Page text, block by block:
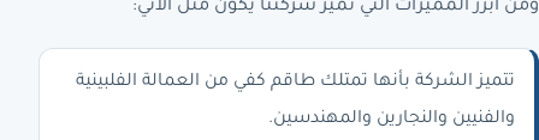
ومن أبرز المميزات التي تميز شركتنا يكون مثل الاتي:
تتميز الشركة بأنها تمتلك طاقم كفي من العمالة الفلبينية
والفنيين والنجارين والمهندسين.